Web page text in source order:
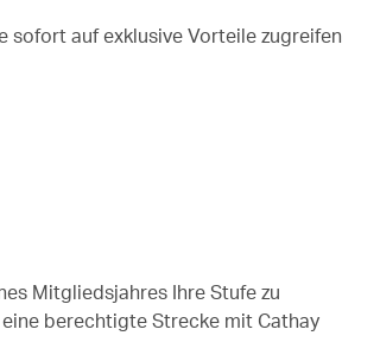
sofort auf exklusive Vorteile zugreifen
Mitgliedsjahres Ihre Stufe zu
berechtigte Strecke mit Cathay